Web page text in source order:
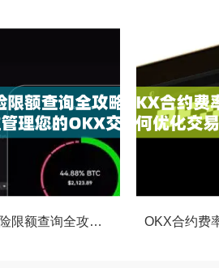
欧易风险限额查询全攻略，如何精准管理您的OKX交易风险？